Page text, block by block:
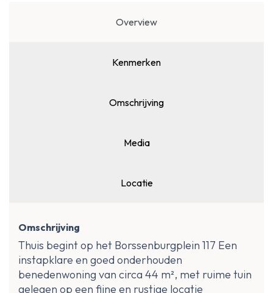
Overview
Kenmerken
Omschrijving
Media
Locatie
Omschrijving
Thuis begint op het Borssenburgplein 117 Een
instapklare en goed onderhouden
benedenwoning van circa 44 m², met ruime tuin
gelegen op een fijne en rustige locatie